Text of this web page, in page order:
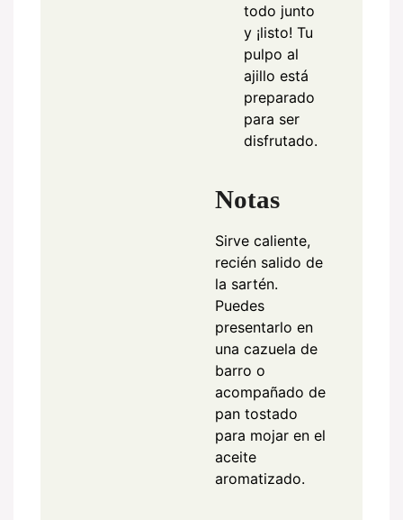
todo junto
y ¡listo! Tu
pulpo al
ajillo está
preparado
para ser
disfrutado.
Notas
Sirve caliente,
recién salido de
la sartén.
Puedes
presentarlo en
una cazuela de
barro o
acompañado de
pan tostado
para mojar en el
aceite
aromatizado.